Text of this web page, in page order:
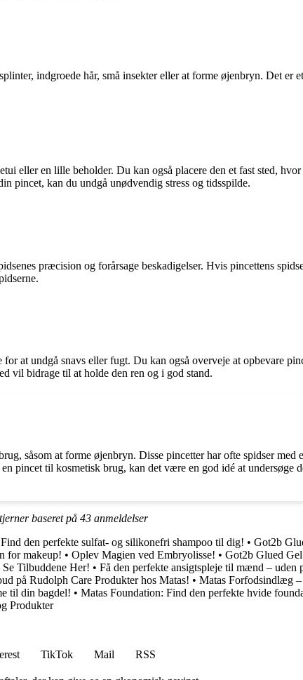
indgroede hår, små insekter eller at forme øjenbryn. Det
eller en lille beholder. Du kan også placere den et fast sted,
pincet, kan du undgå unødvendig stress og tidsspilde.
præcision og forårsage beskadigelser. Hvis pincettens
at undgå snavs eller fugt. Du kan også overveje at opbevare
vil bidrage til at holde den ren og i god stand.
såsom at forme øjenbryn. Disse pincetter har ofte spidser
pincet til kosmetisk brug, kan det være en god idé at
baseret på 43 anmeldelser
Find den perfekte sulfat- og silikonefri shampoo til dig! • Got2b
for makeup! • Oplev Magien ved Embryolisse! • Got2b Glued
Tilbuddene Her! • Få den perfekte ansigtspleje til mænd – uden
på Rudolph Care Produkter hos Matas! • Matas Forfodsindlæg
til din bagdel! • Matas Foundation: Find den perfekte hvide
Produkter
TikTok Mail
RSS